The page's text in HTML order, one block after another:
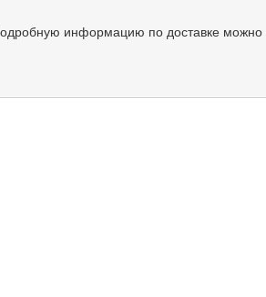
информацию по доставке можно